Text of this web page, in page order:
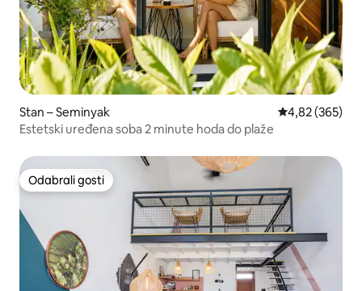
Stan – Seminyak Prosječna
4,82 (365)
Estetski uređena soba 2 minute hoda do plaže
Odabrali gosti
Odabrali gosti